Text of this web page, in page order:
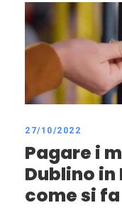
27/10/2022
Pagare i
Dublino
come si fa